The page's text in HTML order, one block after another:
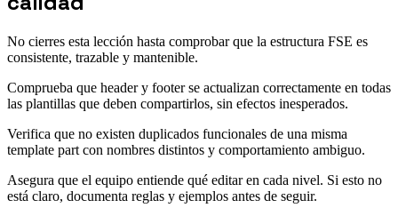
No cierres esta lección hasta comprobar que la estructura FSE es
consistente, trazable y mantenible.
Comprueba que header y footer se actualizan correctamente en todas
las plantillas que deben compartirlos, sin efectos inesperados.
Verifica que no existen duplicados funcionales de una misma
template part con nombres distintos y comportamiento ambiguo.
Asegura que el equipo entiende qué editar en cada nivel. Si esto no
está claro, documenta reglas y ejemplos antes de seguir.